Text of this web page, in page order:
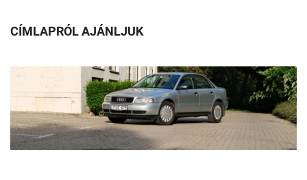
CÍMLAPRÓL AJÁNLJUK